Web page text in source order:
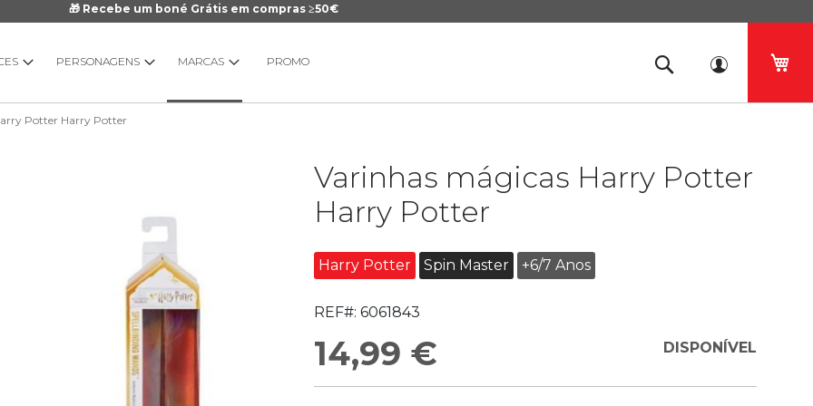
🎁 Recebe um boné Grátis em compras ≥50€
PERSONAGENS MARCAS PROMO
Potter Harry Potter
Varinhas mágicas Harry Potter
Harry Potter
Harry Potter Spin Master +6/7 Anos
REF#: 6061843
14,99 € DISPONÍVEL
Galeria
imagens